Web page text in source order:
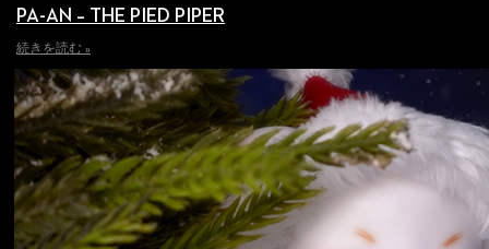
PA-AN – THE PIED PIPER
続きを読む »